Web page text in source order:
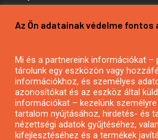
Mezőgazdasági pályázatírás
Pályázatírás civil szervezeteknek
Pályázatírás önkormányzatoknak
Pályázatfigyelés
Specifikus pályázatfigyelés vagy
Az Ön adatainak védelme fontos
Mi és a partnereink információkat –
tárolunk egy eszközön vagy
információkhoz, és személyes
azonosítókat és az eszköz által
információkat – kezelünk
tartalom nyújtásához, hirdetés- és
nézettségi adatok gyűjtéséhez,
kifejlesztéséhez és a termékek